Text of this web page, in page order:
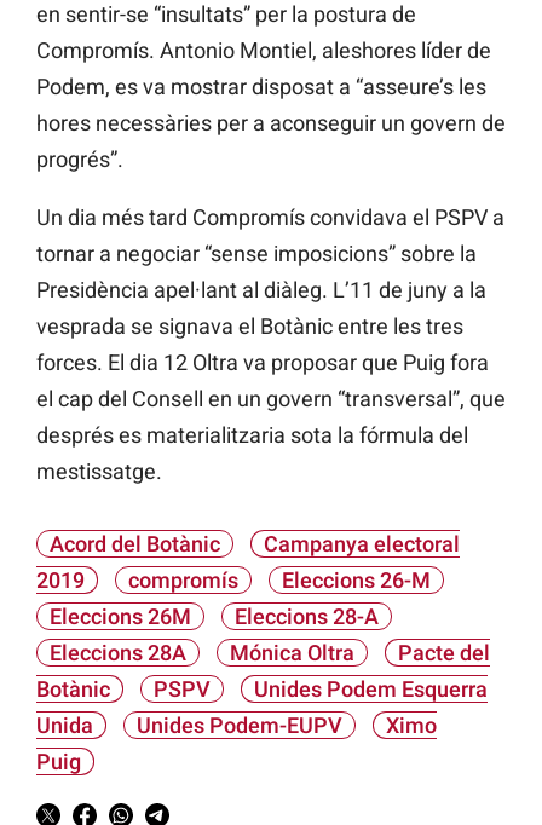
en sentir-se “insultats” per la postura de
Compromís. Antonio Montiel, aleshores líder de
Podem, es va mostrar disposat a “asseure’s les
hores necessàries per a aconseguir un govern de
progrés”.
Un dia més tard Compromís convidava el PSPV a
tornar a negociar “sense imposicions” sobre la
Presidència apel·lant al diàleg. L’11 de juny a la
vesprada se signava el Botànic entre les tres
forces. El dia 12 Oltra va proposar que Puig fora
el cap del Consell en un govern “transversal”, que
després es materialitzaria sota la fórmula del
mestissatge.
Acord del Botànic
Campanya electoral
2019
compromís
Eleccions 26-M
Eleccions 26M
Eleccions 28-A
Eleccions 28A
Mónica Oltra
Pacte del
Botànic
PSPV
Unides Podem Esquerra
Unida
Unides Podem-EUPV
Ximo
Puig